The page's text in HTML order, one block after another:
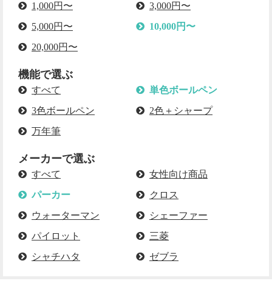
1,000円〜
3,000円〜
5,000円〜
10,000円〜
20,000円〜
機能で選ぶ
すべて
単色ボールペン
3色ボールペン
2色＋シャープ
万年筆
メーカーで選ぶ
すべて
女性向け商品
パーカー
クロス
ウォーターマン
シェーファー
パイロット
三菱
シャチハタ
ゼブラ